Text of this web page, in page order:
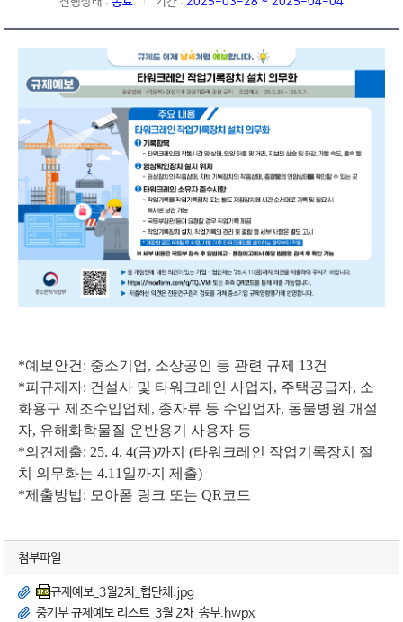
*예보안건: 중소기업, 소상공인 등 관련 규제 13건
*피규제자: 건설사 및 타워크레인 사업자, 주택공급자, 소
화용구 제조수입업체, 종자류 등 수입업자, 동물병원 개설
자, 유해화학물질 운반용기 사용자 등
*의견제출: 25. 4. 4(금)까지 (타워크레인 작업기록장치 절
치 의무화는 4.11일까지 제출)
*제출방법: 모아폼 링크 또는 QR코드
첨부파일
규제예보_3월2차_협단체.jpg
중기부 규제예보 리스트_3월 2차_송부.hwpx